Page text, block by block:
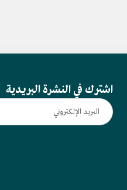
اشترك في النشرة البريدية